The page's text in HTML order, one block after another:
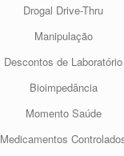
Drogal Drive-Thru
Manipulação
Descontos de Laboratório
Bioimpedância
Momento Saúde
Medicamentos